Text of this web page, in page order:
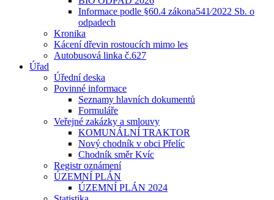
Informace podle §60.4 zákona541⁄2022 Sb. o
odpadech
Kronika
Kácení dřevin rostoucích mimo les
Autobusová linka č.627
Úřad
Úřední deska
Povinné informace
Seznamy hlavních dokumentů
Formuláře
Veřejné zakázky a smlouvy
KOMUNÁLNÍ TRAKTOR
Nový chodník v obci Přelíc
Chodník směr Kvíc
Registr oznámení
ÚZEMNÍ PLÁN
ÚZEMNÍ PLÁN 2024